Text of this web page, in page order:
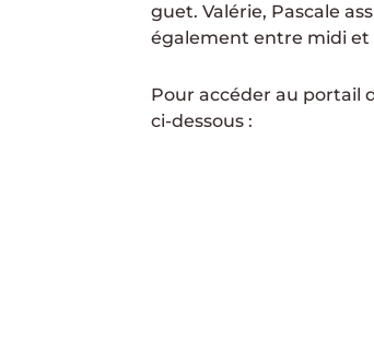
guet. Valérie, Pascale
également entre midi et
Pour accéder au portail
ci-dessous :